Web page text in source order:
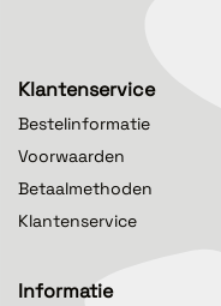
Klantenservice
Bestelinformatie
Voorwaarden
Betaalmethoden
Klantenservice
Informatie